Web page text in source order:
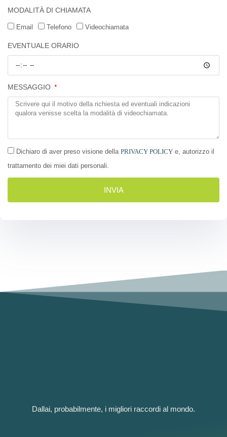
MODALITÀ DI CHIAMATA
Email Telefono Videochiamata
EVENTUALE ORARIO
MESSAGGIO
Dichiaro di aver preso visione della PRIVACY POLICY e, autorizzo il
trattamento dei miei dati personali.
INVIA
Dallai, probabilmente, i migliori raccordi al mondo.